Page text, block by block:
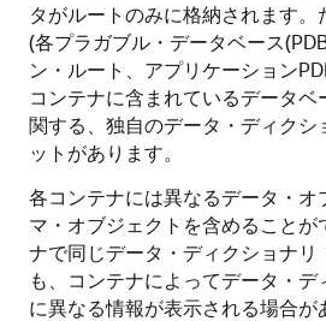
タがルートのみに格納されます。
(各プラガブル・データベース
ン・ルート、アプリケーション
コンテナに含まれているデータベ
関する、独自のデータ・ディクシ
ットがあります。
各コンテナには異なるデータ・オ
マ・オブジェクトを含めることが
ナで同じデータ・ディクショナリ
も、コンテナによってデータ・
に異なる情報が表示される場合が